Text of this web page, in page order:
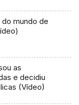
mundo de
as
e decidiu
(Vídeo)